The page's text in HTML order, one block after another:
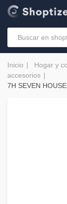
Inicio Hogar y
accesorios
7H SEVEN